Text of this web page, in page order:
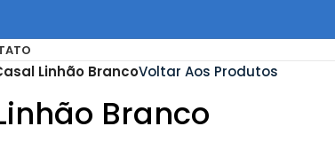
Linhão BrancoVoltar Aos Produtos
Branco